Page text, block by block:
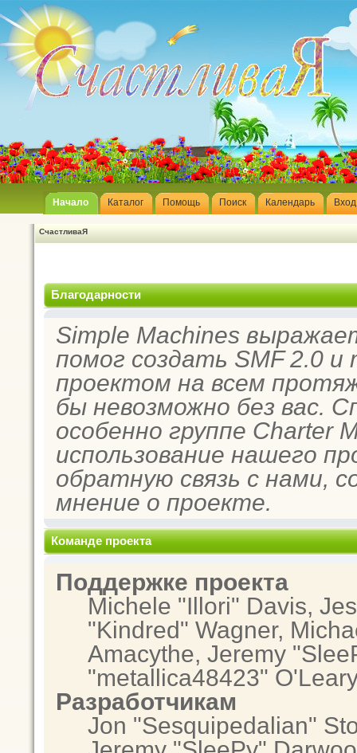
Начало Каталог Помощь Поиск Календарь Вход
СчастливаЯ
Благодарности
Simple Machines
помог создать SMF 2.0
проектом на всем
бы невозможно без вас.
особенно группе Charter
использование нашего
обратную связь с нами,
мнение о проекте.
Команде проекта
Поддержке проекта
Michele "Illori" Davis,
"Kindred" Wagner,
Amacythe, Jeremy
"metallica48423"
Разработчикам
Jon "Sesquipedalian"